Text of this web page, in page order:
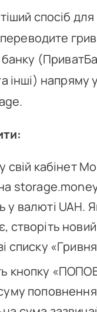
спосіб
інші) напряму
свій кабінет
у валюті UAH.
створіть
списку
кнопку